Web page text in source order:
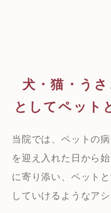
犬・猫・うさ
としてペット
当院では、ペットの
を迎え入れた日から
に寄り添い、ペット
していけるようなア